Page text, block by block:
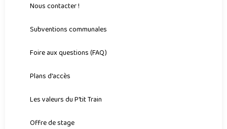
Nous contacter !
Subventions communales
Foire aux questions (FAQ)
Plans d'accès
Les valeurs du P'tit Train
Offre de stage